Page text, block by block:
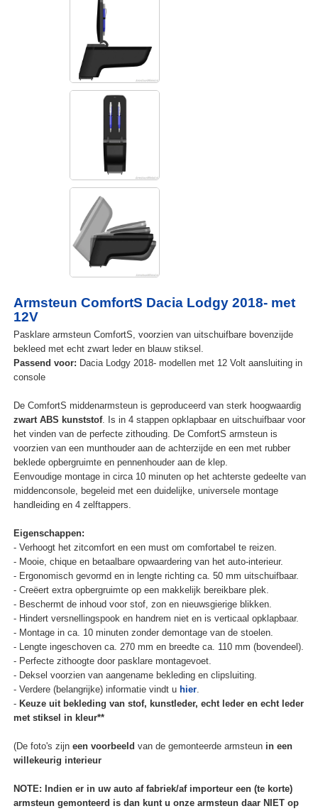
Armsteun ComfortS Dacia Lodgy 2018- met
12V
Pasklare armsteun ComfortS, voorzien van uitschuifbare bovenzijde
bekleed met echt zwart leder en blauw stiksel.
Passend voor: Dacia Lodgy 2018- modellen met 12 Volt aansluiting in
console
De ComfortS middenarmsteun is geproduceerd van sterk hoogwaardig
zwart ABS kunststof. Is in 4 stappen opklapbaar en uitschuifbaar voor
het vinden van de perfecte zithouding. De ComfortS armsteun is
voorzien van een munthouder aan de achterzijde en een met rubber
beklede opbergruimte en pennenhouder aan de klep.
Eenvoudige montage in circa 10 minuten op het achterste gedeelte van
middenconsole, begeleid met een duidelijke, universele montage
handleiding en 4 zelftappers.
Eigenschappen:
- Verhoogt het zitcomfort en een must om comfortabel te reizen.
- Mooie, chique en betaalbare opwaardering van het auto-interieur.
- Ergonomisch gevormd en in lengte richting ca. 50 mm uitschuifbaar.
- Creëert extra opbergruimte op een makkelijk bereikbare plek.
- Beschermt de inhoud voor stof, zon en nieuwsgierige blikken.
- Hindert versnellingspook en handrem niet en is verticaal opklapbaar.
- Montage in ca. 10 minuten zonder demontage van de stoelen.
- Lengte ingeschoven ca. 270 mm en breedte ca. 110 mm (bovendeel).
- Perfecte zithoogte door pasklare montagevoet.
- Deksel voorzien van aangename bekleding en clipsluiting.
- Verdere (belangrijke) informatie vindt u hier.
- Keuze uit bekleding van stof, kunstleder, echt leder en echt leder
met stiksel in kleur**
(De foto's zijn een voorbeeld van de gemonteerde armsteun in een
willekeurig interieur
NOTE: Indien er in uw auto af fabriek/af importeur een (te korte)
armsteun gemonteerd is dan kunt u onze armsteun daar NIET op